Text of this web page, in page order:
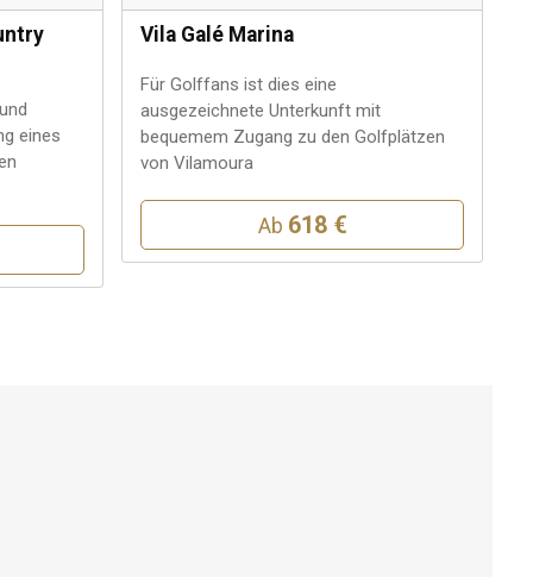
eines
Vila Galé Marina
Für Golffans ist dies eine
ausgezeichnete Unterkunft mit
bequemem Zugang zu den Golfplätzen
von Vilamoura
Ab 618 €